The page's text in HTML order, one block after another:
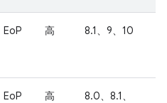
EoP 高 8.1、9、10
EoP 高
8.0、8.1、